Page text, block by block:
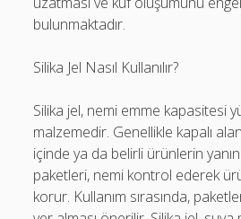
bulunmaktadır.
Silika Jel Nasıl Kullanılır?
Silika jel, nemi emme kapasitesi
malzemedir. Genellikle kapalı
içinde ya da belirli ürünlerin
paketleri, nemi kontrol ederek
korur. Kullanım sırasında,